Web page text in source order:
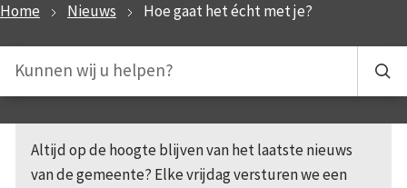
Home Nieuws Hoe gaat het écht met je?
Altijd op de hoogte blijven van het laatste nieuws
van de gemeente? Elke vrijdag versturen we een